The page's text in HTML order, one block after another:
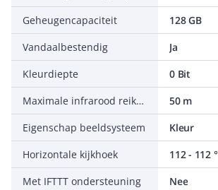
Geheugencapaciteit
128 GB
Vandaalbestendig
Ja
Kleurdiepte
0 Bit
Maximale infrarood reikwijdte
50 m
Eigenschap beeldsysteem
Kleur
Horizontale kijkhoek
112 - 112 °
Met IFTTT ondersteuning
Nee